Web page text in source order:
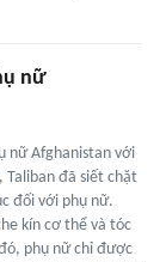
nữ
nữ Afghanistan với
Taliban đã siết chặt
đối với phụ nữ.
kín cơ thể và tóc
phụ nữ chỉ được